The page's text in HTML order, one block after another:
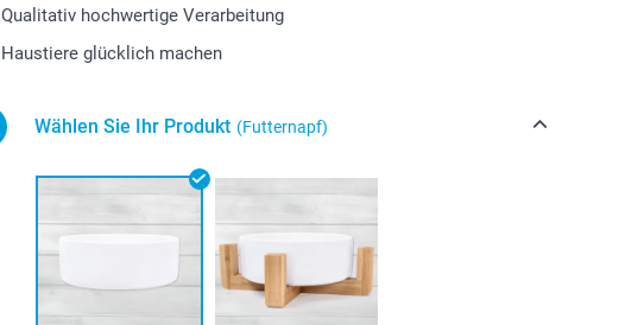
Qualitativ hochwertige Verarbeitung
Haustiere glücklich machen
Wählen Sie Ihr Produkt (Futternapf)